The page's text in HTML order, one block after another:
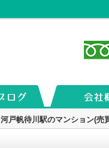
河戸帆待川駅のマンション(売